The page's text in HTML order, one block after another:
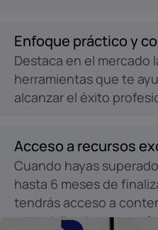
Enfoque práctico y
Destaca en el mercado
herramientas que te
alcanzar el éxito
Acceso a recursos
Cuando hayas
hasta 6 meses de
tendrás acceso a
especializados para